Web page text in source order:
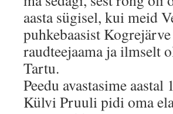
aasta sügisel, kui meid
puhkebaasist
raudteejaama ja ilmselt
Tartu.
Peedu avastasime
Külvi Pruuli pidi oma